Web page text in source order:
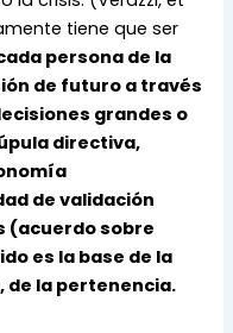
tiene que ser
persona de la
de futuro a través
grandes o
directiva,
de validación
(acuerdo sobre
es la base de la
de la pertenencia.